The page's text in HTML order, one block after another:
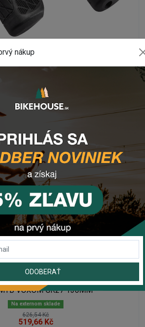
VOXOM GR27 136/95MM
Na externom sklade
519,66 Kč
Zľava končí za 05:12:29
AKCIA
-10%
GRIPY S OBJÍMKOU
VOXOM GR27 136MM
Na externom sklade
626,54 Kč
519,66 Kč
nákup
ODOBERAŤ